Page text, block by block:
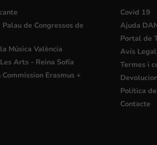
de Congressos de
Música València
Arts - Reina Sofía
Commission Erasmus +
Covid 19
Ajuda
Portal de
Avís
Termes i
Política
Contacte